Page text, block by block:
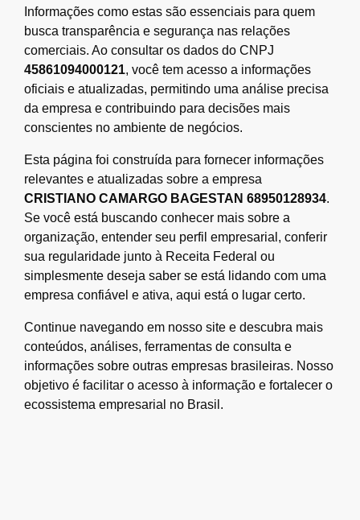
Informações como estas são essenciais para quem
busca transparência e segurança nas relações
comerciais. Ao consultar os dados do CNPJ
45861094000121, você tem acesso a informações
oficiais e atualizadas, permitindo uma análise precisa
da empresa e contribuindo para decisões mais
conscientes no ambiente de negócios.
Esta página foi construída para fornecer informações
relevantes e atualizadas sobre a empresa
CRISTIANO CAMARGO BAGESTAN 68950128934.
Se você está buscando conhecer mais sobre a
organização, entender seu perfil empresarial, conferir
sua regularidade junto à Receita Federal ou
simplesmente deseja saber se está lidando com uma
empresa confiável e ativa, aqui está o lugar certo.
Continue navegando em nosso site e descubra mais
conteúdos, análises, ferramentas de consulta e
informações sobre outras empresas brasileiras. Nosso
objetivo é facilitar o acesso à informação e fortalecer o
ecossistema empresarial no Brasil.